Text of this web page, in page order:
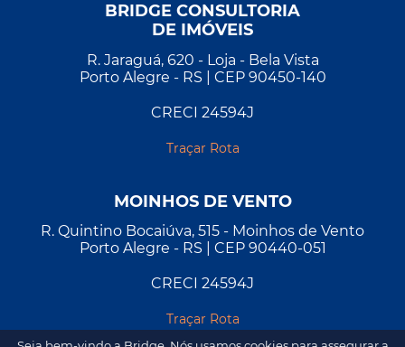
BRIDGE CONSULTORIA
DE IMÓVEIS
R. Jaraguá, 620 - Loja - Bela Vista
Porto Alegre - RS | CEP 90450-140
CRECI 24594J
Traçar Rota
MOINHOS DE VENTO
R. Quintino Bocaiúva, 515 - Moinhos de Vento
Porto Alegre - RS | CEP 90440-051
CRECI 24594J
Traçar Rota